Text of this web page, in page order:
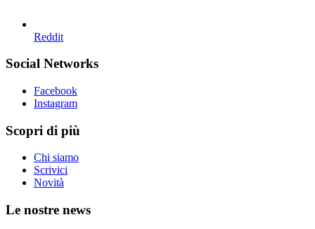
Reddit
Social Networks
Facebook
Instagram
Scopri di più
Chi siamo
Scrivici
Novità
Le nostre news